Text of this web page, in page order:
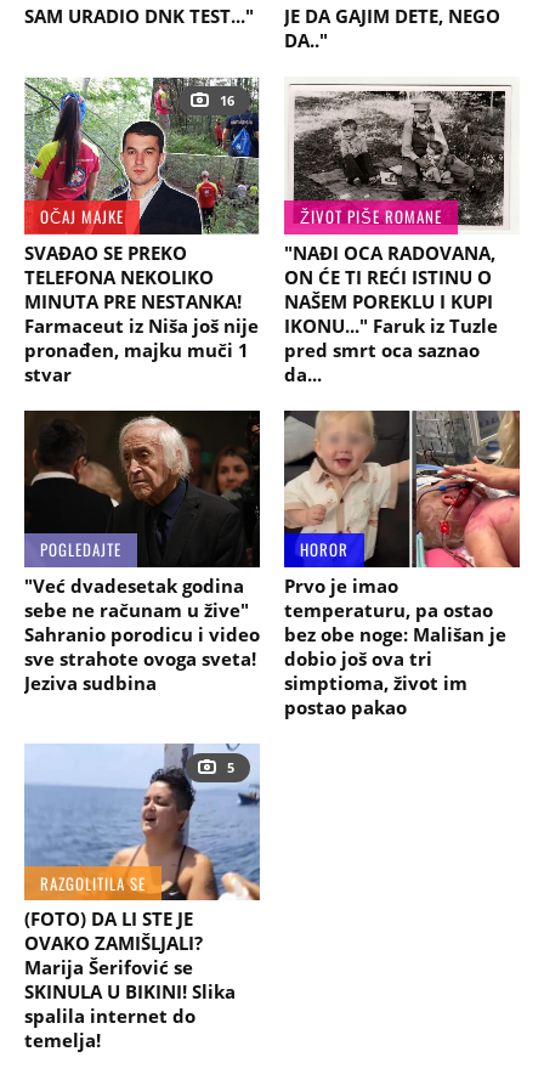
SAM URADIO DNK TEST..."
JE DA GAJIM DETE, NEGO
DA.."
16
OČAJ MAJKE
SVAĐAO SE PREKO
TELEFONA NEKOLIKO
MINUTA PRE NESTANKA!
Farmaceut iz Niša još nije
pronađen, majku muči 1
stvar
ŽIVOT PIŠE ROMANE
"NAĐI OCA RADOVANA,
ON ĆE TI REĆI ISTINU O
NAŠEM POREKLU I KUPI
IKONU..." Faruk iz Tuzle
pred smrt oca saznao
da...
POGLEDAJTE
"Već dvadesetak godina
sebe ne računam u žive"
Sahranio porodicu i video
sve strahote ovoga sveta!
Jeziva sudbina
HOROR
Prvo je imao
temperaturu, pa ostao
bez obe noge: Mališan je
dobio još ova tri
simptioma, život im
postao pakao
5
RAZGOLITILA SE
(FOTO) DA LI STE JE
OVAKO ZAMIŠLJALI?
Marija Šerifović se
SKINULA U BIKINI! Slika
spalila internet do
temelja!